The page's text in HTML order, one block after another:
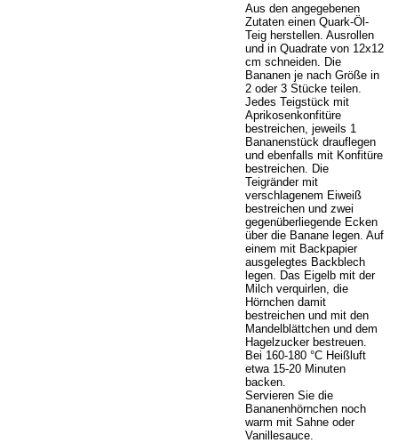
Aus den angegebenen
Zutaten einen Quark-Öl-
Teig herstellen. Ausrollen
und in Quadrate von 12x12
cm schneiden. Die
Bananen je nach Größe in
2 oder 3 Stücke teilen.
Jedes Teigstück mit
Aprikosenkonfitüre
bestreichen, jeweils 1
Bananenstück drauflegen
und ebenfalls mit Konfitüre
bestreichen. Die
Teigränder mit
verschlagenem Eiweiß
bestreichen und zwei
gegenüberliegende Ecken
über die Banane legen. Auf
einem mit Backpapier
ausgelegtes Backblech
legen. Das Eigelb mit der
Milch verquirlen, die
Hörnchen damit
bestreichen und mit den
Mandelblättchen und dem
Hagelzucker bestreuen.
Bei 160-180 °C Heißluft
etwa 15-20 Minuten
backen.
Servieren Sie die
Bananenhörnchen noch
warm mit Sahne oder
Vanillesauce.